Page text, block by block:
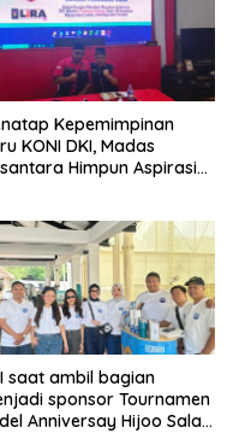
Kepemimpinan
KONI DKI, Madas
Himpun Aspirasi
saat ambil bagian
sponsor Tournamen
Anniversay Hijoo Salad